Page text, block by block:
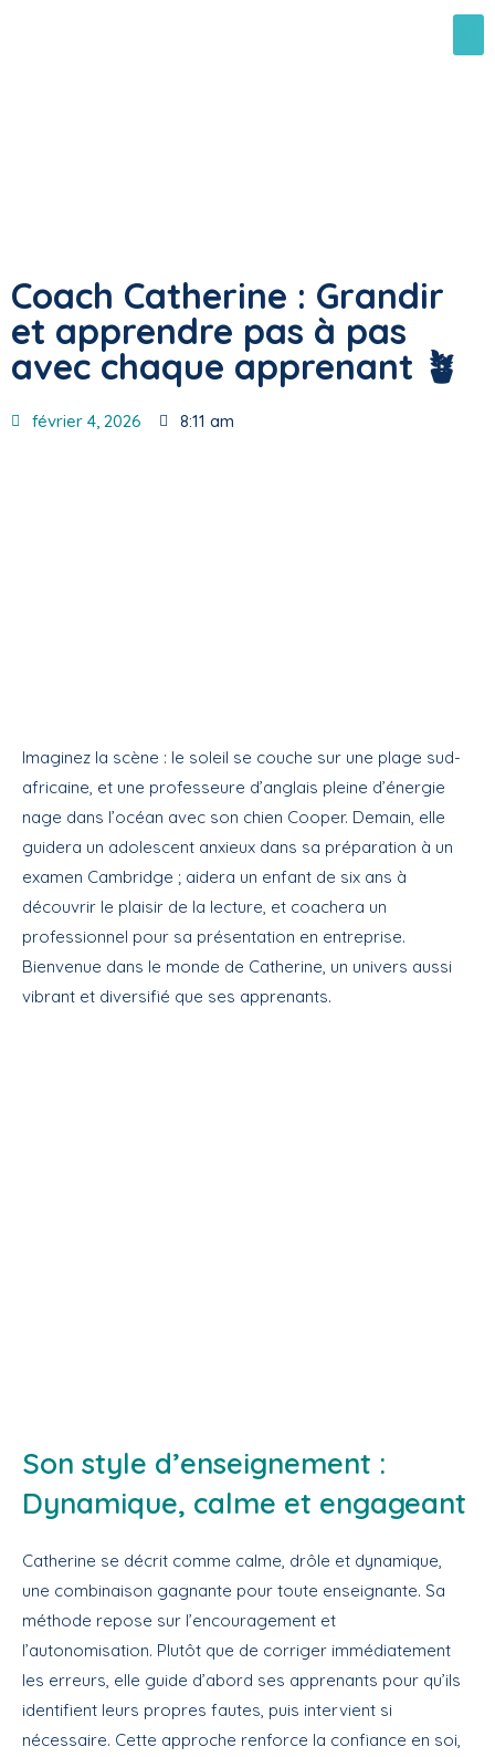
Coach Catherine : Grandir
et apprendre pas à pas
avec chaque apprenant 🪴
février 4, 2026 8:11 am
Imaginez la scène : le soleil se couche sur une plage sud-
africaine, et une professeure d’anglais pleine d’énergie
nage dans l’océan avec son chien Cooper. Demain, elle
guidera un adolescent anxieux dans sa préparation à un
examen Cambridge ; aidera un enfant de six ans à
découvrir le plaisir de la lecture, et coachera un
professionnel pour sa présentation en entreprise.
Bienvenue dans le monde de Catherine, un univers aussi
vibrant et diversifié que ses apprenants.
Son style d’enseignement :
Dynamique, calme et engageant
Catherine se décrit comme calme, drôle et dynamique,
une combinaison gagnante pour toute enseignante. Sa
méthode repose sur l’encouragement et
l’autonomisation. Plutôt que de corriger immédiatement
les erreurs, elle guide d’abord ses apprenants pour qu’ils
identifient leurs propres fautes, puis intervient si
nécessaire. Cette approche renforce la confiance en soi,